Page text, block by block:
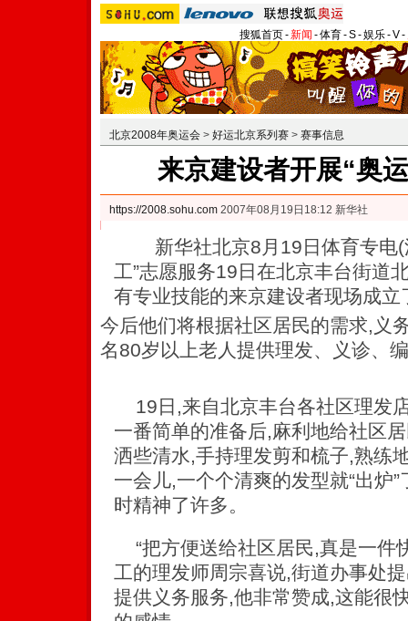
搜狐首页-新闻 -体育-S-娱乐-V-
北京2008年奥运会 > 好运北京系列赛 > 赛事信息
来京建设者开展“奥
https://2008.sohu.com 2007年08月19日18:12 新华社
新华社北京8月19日体育专电(
工”志愿服务19日在北京丰台街道
有专业技能的来京建设者现场成
今后他们将根据社区居民的需求,义
名80岁以上老人提供理发、义诊、
19日,来自北京丰台各社区理发
一番简单的准备后,麻利地给社区
洒些清水,手持理发剪和梳子,熟
一会儿,一个个清爽的发型就“出炉
时精神了许多。
“把方便送给社区居民,真是一件
工的理发师周宗喜说,街道办事处
提供义务服务,他非常赞成,这能很